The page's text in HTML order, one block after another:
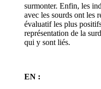
surmonter. Enfin, les
avec les sourds ont les
évaluatif les plus
représentation de la
qui y sont liés.
EN :